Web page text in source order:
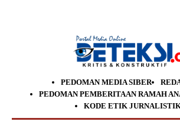
PEDOMAN MEDIA SIBER
PEDOMAN PEMBERITAAN RAMAH
KODE ETIK